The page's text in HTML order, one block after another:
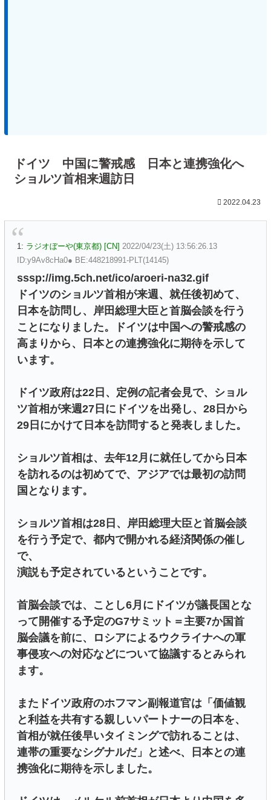
ドイツ 中国に警戒感 日本と連携強化へ
ショルツ首相来週訪日
2022.04.23
1: ラジオぼーや(東京都) [CN] 2022/04/23(土) 13:56:26.13
ID:y9Av8cHa0● BE:448218991-PLT(14145)
sssp://img.5ch.net/ico/aroeri-na32.gif
ドイツのショルツ首相が来週、就任後初めて、
日本を訪問し、岸田総理大臣と首脳会談を行う
ことになりました。ドイツは中国への警戒感の
高まりから、日本との連携強化に期待を示して
います。
ドイツ政府は22日、定例の記者会見で、ショル
ツ首相が来週27日にドイツを出発し、28日から
29日にかけて日本を訪問すると発表しました。
ショルツ首相は、去年12月に就任してから日本
を訪れるのは初めてで、アジアでは最初の訪問
国となります。
ショルツ首相は28日、岸田総理大臣と首脳会談
を行う予定で、都内で開かれる経済関係の催し
で、
演説も予定されているということです。
首脳会談では、ことし6月にドイツが議長国とな
って開催する予定のG7サミット＝主要7か国首
脳会議を前に、ロシアによるウクライナへの軍
事侵攻への対応などについて協議するとみられ
ます。
またドイツ政府のホフマン副報道官は「価値観
と利益を共有する親しいパートナーの日本を、
首相が就任後早いタイミングで訪れることは、
連帯の重要なシグナルだ」と述べ、日本との連
携強化に期待を示しました。